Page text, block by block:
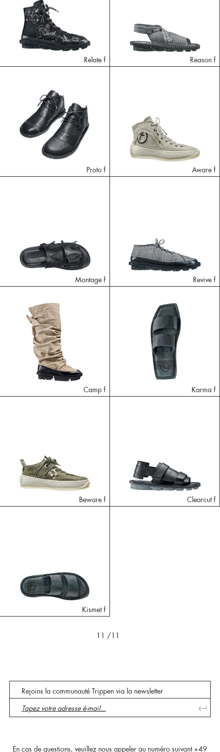
Relate f Reason f
Proto f Aware f
Montage f Revive f
Camp f Karma f
Beware f Clearcut f
Kismet f
11 /11
Rejoins la communauté Trippen via la newsletter
En cas de questions, veuillez nous appeler au numéro suivant +49